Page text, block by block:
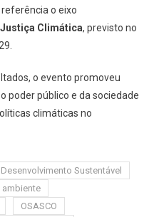
o eixo
Climática, previsto no
o evento promoveu
poder público e da sociedade
climáticas no
Desenvolvimento Sustentável
ambiente
OSASCO